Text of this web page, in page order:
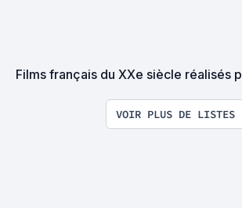
Films français du XXe siècle réalisés
VOIR PLUS DE LISTES